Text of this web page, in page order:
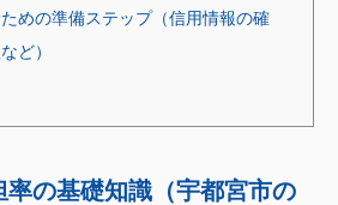
めの準備ステップ（信用情報の確
ど）
率の基礎知識（宇都宮市の